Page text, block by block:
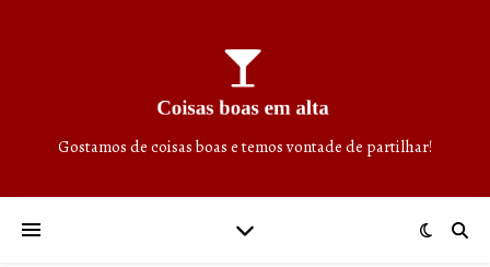
Gostamos de coisas boas e temos vontade de partilhar!